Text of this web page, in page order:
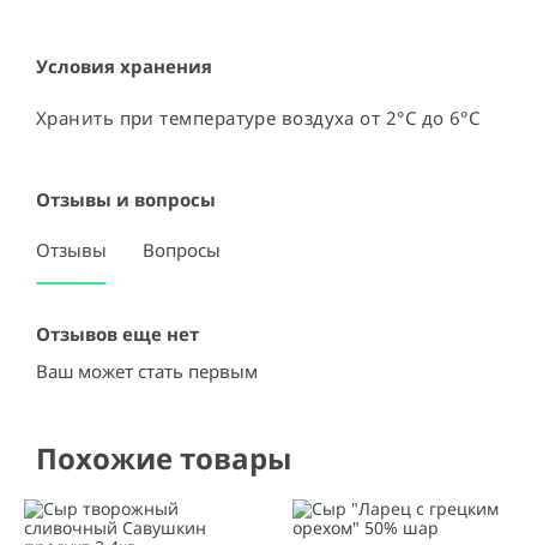
Условия хранения
Хранить при температуре воздуха от 2°С до 6°С
Отзывы и вопросы
Отзывы Вопросы
Отзывов еще нет
Ваш может стать первым
Похожие товары